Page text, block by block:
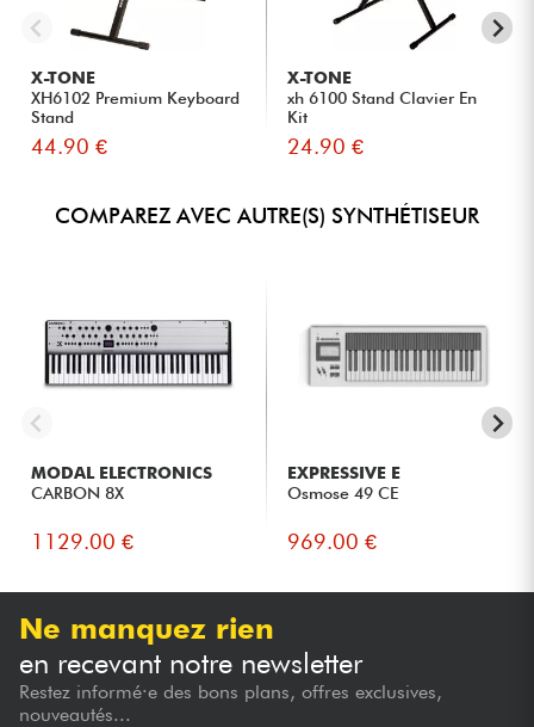
X-TONE
XH6102 Premium Keyboard
Stand
44.90 €
X-TONE
xh 6100 Stand Clavier En
Kit
24.90 €
COMPAREZ AVEC AUTRE(S) SYNTHÉTISEUR
MODAL ELECTRONICS
CARBON 8X
1129.00 €
EXPRESSIVE E
Osmose 49 CE
969.00 €
Ne manquez rien
en recevant notre newsletter
Restez informé·e des bons plans, offres exclusives,
nouveautés...